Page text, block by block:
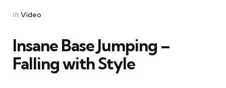
Categories
Posted
in Video
Insane Base Jumping –
Falling with Style